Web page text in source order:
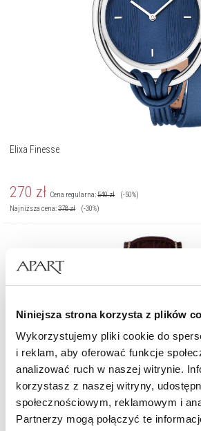
Niniejsza strona korzysta z plików
Wykorzystujemy pliki cookie do
i reklam, aby oferować funkcje
analizować ruch w naszej witrynie.
korzystasz z naszej witryny,
społecznościowym, reklamowym i
Partnerzy mogą połączyć te
Elixa Finesse
270 zł Cena regularna:540zł
(-50%)
Najniższa cena:378zł (-30%)